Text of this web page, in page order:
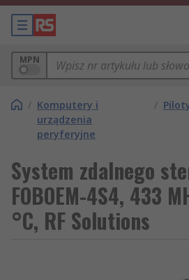
MPN
/ Komputery i
urządzenia
peryferyjne
/
System zdalnego
FOBOEM-4S4, 433
°C, RF Solutions